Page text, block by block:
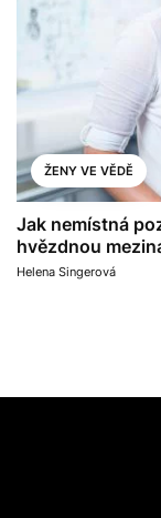
ŽENY VE VĚDĚ
Jak nemístná
hvězdnou
Helena Singerová